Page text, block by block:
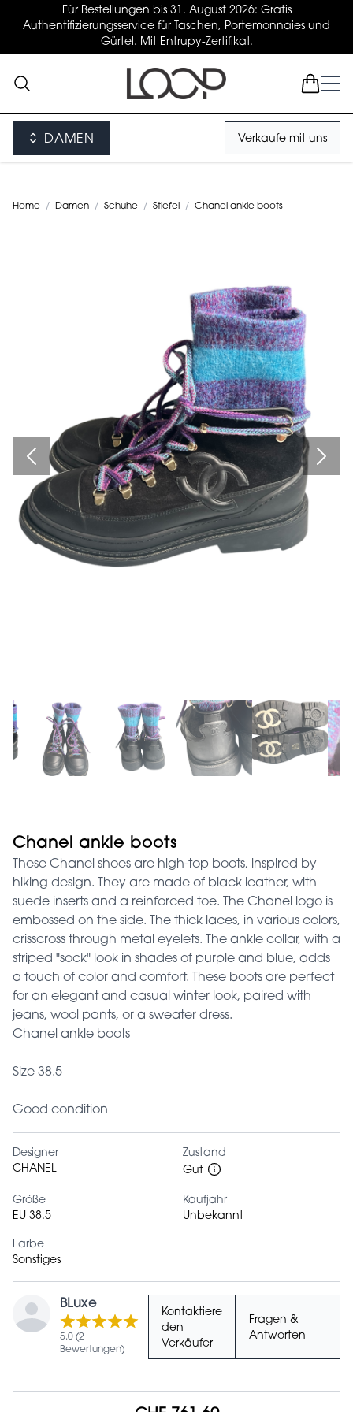
Für Bestellungen bis 31. August 2026: Gratis
Authentifizierungsservice für Taschen, Portemonnaies und
Gürtel. Mit Entrupy-Zertifikat.
DAMEN Verkaufe mit uns
Home / Damen / Schuhe / Stiefel / Chanel ankle boots
Chanel ankle boots
These Chanel shoes are high-top boots, inspired by
hiking design. They are made of black leather, with
suede inserts and a reinforced toe. The Chanel logo is
embossed on the side. The thick laces, in various colors,
crisscross through metal eyelets. The ankle collar, with a
striped "sock" look in shades of purple and blue, adds
a touch of color and comfort. These boots are perfect
for an elegant and casual winter look, paired with
jeans, wool pants, or a sweater dress.
Chanel ankle boots
Size 38.5
Good condition
Designer
CHANEL
Zustand
Gut
Größe
EU 38.5
Kaufjahr
Unbekannt
Farbe
Sonstiges
BLuxe
5.0 (2
Bewertungen)
Kontaktiere
den
Verkäufer
Fragen &
Antworten